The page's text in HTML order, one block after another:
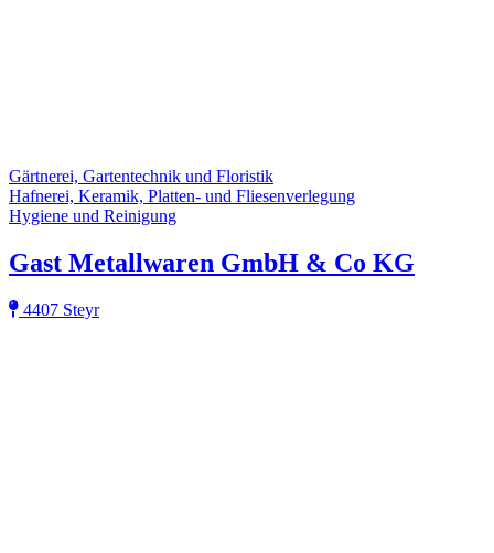
Gärtnerei, Gartentechnik und Floristik
Hafnerei, Keramik, Platten- und Fliesenverlegung
Hygiene und Reinigung
Gast Metallwaren GmbH & Co KG
4407 Steyr